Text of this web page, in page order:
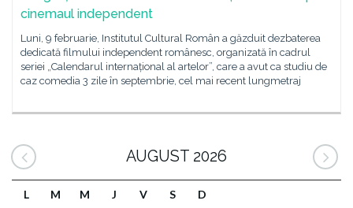
cinemaul independent
Luni, 9 februarie, Institutul Cultural Român a găzduit dezbaterea
dedicată filmului independent românesc, organizată în cadrul
seriei „Calendarul internațional al artelor”, care a avut ca studiu de
caz comedia 3 zile în septembrie, cel mai recent lungmetraj
AUGUST 2026
L M M J V S D